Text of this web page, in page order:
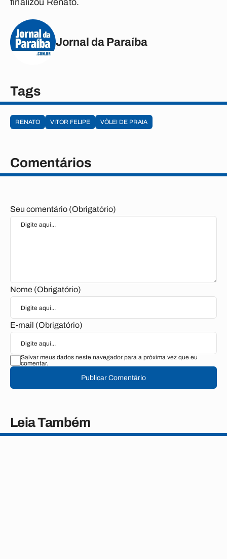
finalizou Renato.
Jornal da Paraíba
Tags
RENATO VITOR FELIPE VÔLEI DE PRAIA
Comentários
Seu comentário (Obrigatório)
Nome (Obrigatório)
E-mail (Obrigatório)
Salvar meus dados neste navegador para a próxima vez que eu
comentar.
Publicar Comentário
Leia Também